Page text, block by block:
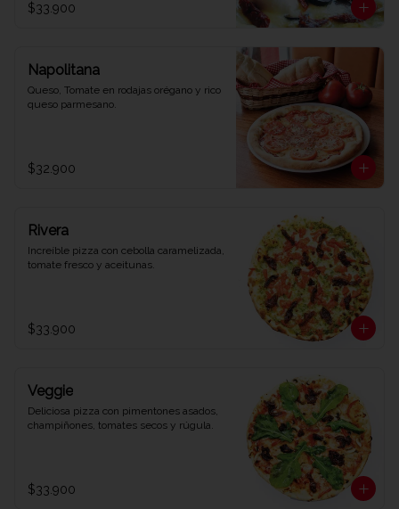
$33.900
Napolitana
Queso, Tomate en rodajas orégano y rico
queso parmesano.
$32.900
Rivera
Increíble pizza con cebolla caramelizada,
tomate fresco y aceitunas.
$33.900
Veggie
Deliciosa pizza con pimentones asados,
champiñones, tomates secos y rúgula.
$33.900